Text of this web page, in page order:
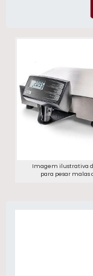
Imagem ilustrativa
para pesar malas